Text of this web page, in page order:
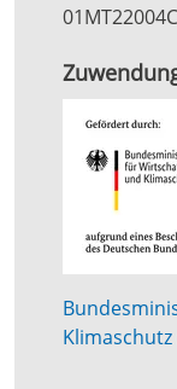
01MT22004C
Klimaschutz